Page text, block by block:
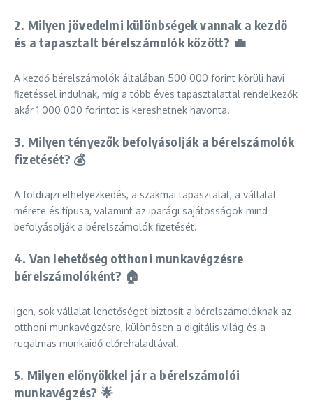
2. Milyen jövedelmi különbségek vannak a kezdő
és a tapasztalt bérelszámolók között? 💼
A kezdő bérelszámolók általában 500 000 forint körüli havi
fizetéssel indulnak, míg a több éves tapasztalattal rendelkezők
akár 1 000 000 forintot is kereshetnek havonta.
3. Milyen tényezők befolyásolják a bérelszámolók
fizetését? 💰
A földrajzi elhelyezkedés, a szakmai tapasztalat, a vállalat
mérete és típusa, valamint az iparági sajátosságok mind
befolyásolják a bérelszámolók fizetését.
4. Van lehetőség otthoni munkavégzésre
bérelszámolóként? 🏠
Igen, sok vállalat lehetőséget biztosít a bérelszámolóknak az
otthoni munkavégzésre, különösen a digitális világ és a
rugalmas munkaidő előrehaladtával.
5. Milyen előnyökkel jár a bérelszámolói
munkavégzés? 🌟